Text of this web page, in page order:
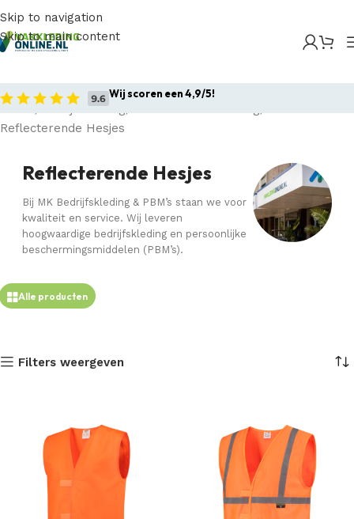
Skip to navigation
Skip to main content
Wij scoren een 4,9/5!
Home Bedrijfskleding
Reflecterende Hesjes
Reflecterende Hesjes
Bij MK Bedrijfskleding & PBM’s staan we voor
kwaliteit en service. Wij leveren
hoogwaardige bedrijfskleding en persoonlijke
beschermingsmiddelen (PBM’s).
Alle producten
Filters weergeven